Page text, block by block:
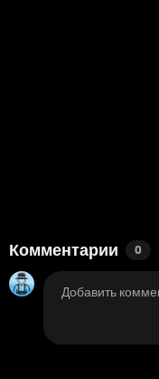
Комментарии 0